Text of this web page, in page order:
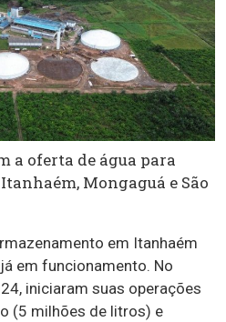
a oferta de água para
Mongaguá e São
em Itanhaém
em funcionamento. No
iniciaram suas operações
(5 milhões de litros) e